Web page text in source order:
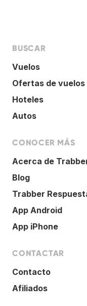
BUSCAR
Vuelos
Ofertas de vuelos
Hoteles
Autos
CONOCER MÁS
Acerca de
Blog
Trabber
App Android
App iPhone
CONTACTAR
Contacto
Afiliados